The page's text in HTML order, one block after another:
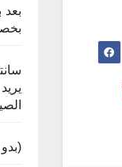
بعد